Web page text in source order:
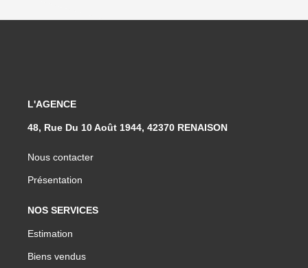
L'AGENCE
48, Rue Du 10 Août 1944, 42370 RENAISON
Nous contacter
Présentation
NOS SERVICES
Estimation
Biens vendus